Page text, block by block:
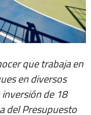
que trabaja en
en diversos
de 18
del Presupuesto